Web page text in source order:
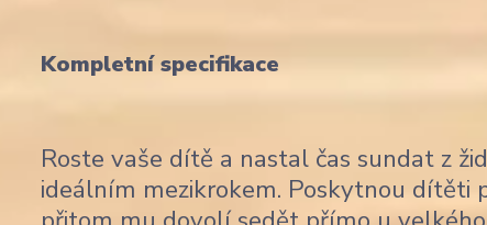
Kompletní specifikace
Roste vaše dítě a nastal čas sundat z
ideálním mezikrokem. Poskytnou dítěti